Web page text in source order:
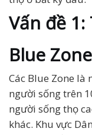
Vấn đề
Blue
Các Blue Zone là
người sống trên
người sống thọ
khác. Khu vực